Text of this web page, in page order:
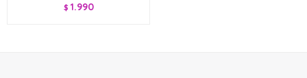
$ 1.990